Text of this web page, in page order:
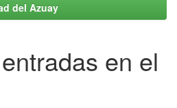
del Azuay
en el